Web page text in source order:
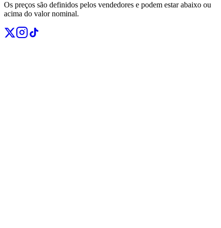
Os preços são definidos pelos vendedores e podem estar abaixo ou
acima do valor nominal.